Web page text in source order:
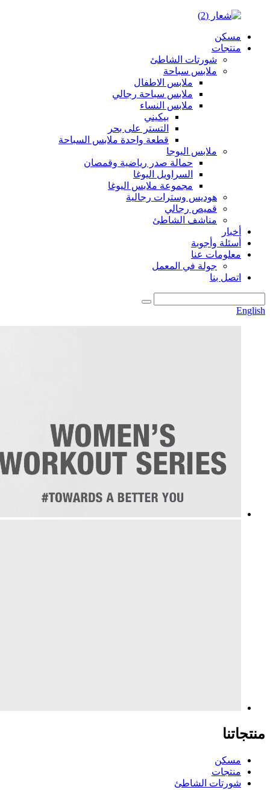
مسكن
منتجات
شورتات الشاطئ
ملابس سباحة
ملابس الاطفال
ملابس سباحة رجالي
ملابس النساء
بيكيني
التستر على بحر
قطعة واحدة ملابس السباحة
ملابس اليوجا
حمالة صدر رياضية وقمصان
السراويل اليوغا
مجموعة ملابس اليوغا
هوديس وسترات رجالية
قميص رجالي
مناشف الشاطئ
أخبار
أسئلة وأجوبة
معلومات عنا
جولة في المعمل
اتصل بنا
English
منتجاتنا
مسكن
منتجات
شورتات الشاطئ